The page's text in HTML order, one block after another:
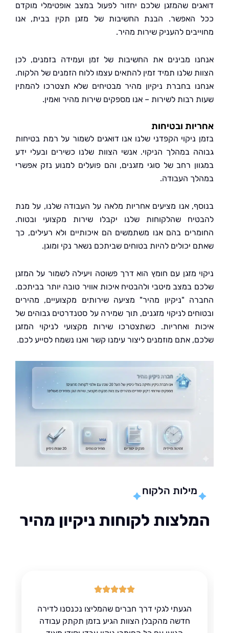
שהמזגן שלכם יחזור לפעול במצב אופטימלי מוקדם
האפשר. הבנת החשיבות של מזגן תקין בבית, אנו
להעניק שירות מהיר.
מבינים את החשיבות של זמן ועמידה בזמנים, לכן
שלנו תמיד זמין להתאים עצמו ללוח הזמנים של הלקוח.
בחברת ניקיון מהיר מבטיחים שלא תצטרכו להמתין
רבות לשירות – אנו מספקים שירות מהיר ואמין.
ובטיחות
ניקוי הקפדני שלנו אנו דואגים לשמור על רמת בטיחות
במהלך הניקוי. אנשי הצוות שלנו כשירים ובעלי ידע
רחב של סוגי מזגנים, והם פועלים למנוע נזק אפשרי
העבודה.
אנו מציעים אחריות מלאה על העבודה שלנו, על מנת
שהלקוחות שלנו יקבלו שירות מקצועי ובטוח.
בהם אנו משתמשים הם איכותיים ולא רעילים, כך
יכולים להיות בטוחים שביתכם נשאר נקי ומוגן.
מזגן עם חומץ הוא דרך פשוטה ויעילה לשמור על המזגן
במצב מיטבי ולהבטיח איכות אוויר טובה יותר בביתכם.
"ניקיון מהיר" מציעה שירותים מקצועיים, מהירים
לניקוי מזגנים, תוך שמירה על סטנדרטים גבוהים של
ואחריות. כשתצטרכו שירות מקצועי לניקוי המזגן
אתם מוזמנים ליצור עימנו קשר ואנו נשמח לסייע לכם.
מילות הלקוח
לקוחות ניקיון מהיר
הגעתי לגקי דרך חברים שהמליצו נכנסנו לדירה
חדשה מהקבלן הצוות הגיע בזמן תקתק עבודה